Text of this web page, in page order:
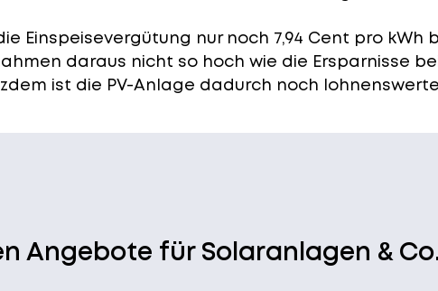
Einspeisevergütung nur noch 7,94 Cent pro kWh
daraus nicht so hoch wie die Ersparnisse
ist die PV-Anlage dadurch noch
Angebote für Solaranlagen &